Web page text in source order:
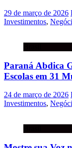
29 de março de 2026
Investimentos,
Paraná Abdica
Escolas em 31
24 de março de 2026
Investimentos,